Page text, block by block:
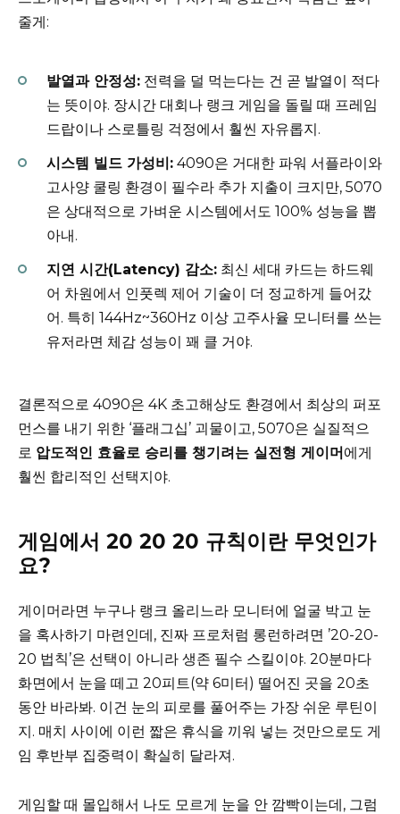
줄게:
발열과 안정성: 전력을 덜 먹는다는 건 곧 발열이 적다
는 뜻이야. 장시간 대회나 랭크 게임을 돌릴 때 프레임
드랍이나 스로틀링 걱정에서 훨씬 자유롭지.
시스템 빌드 가성비: 4090은 거대한 파워 서플라이와
고사양 쿨링 환경이 필수라 추가 지출이 크지만, 5070
은 상대적으로 가벼운 시스템에서도 100% 성능을 뽑
아내.
지연 시간(Latency) 감소: 최신 세대 카드는 하드웨
어 차원에서 인풋렉 제어 기술이 더 정교하게 들어갔
어. 특히 144Hz~360Hz 이상 고주사율 모니터를 쓰는
유저라면 체감 성능이 꽤 클 거야.
결론적으로 4090은 4K 초고해상도 환경에서 최상의 퍼포
먼스를 내기 위한 ‘플래그십’ 괴물이고, 5070은 실질적으
로 압도적인 효율로 승리를 챙기려는 실전형 게이머 에게
훨씬 합리적인 선택지야.
게임에서 20 20 20 규칙이란 무엇인가
요?
게이머라면 누구나 랭크 올리느라 모니터에 얼굴 박고 눈
을 혹사하기 마련인데, 진짜 프로처럼 롱런하려면 ’20-20-
20 법칙’은 선택이 아니라 생존 필수 스킬이야. 20분마다
화면에서 눈을 떼고 20피트(약 6미터) 떨어진 곳을 20초
동안 바라봐. 이건 눈의 피로를 풀어주는 가장 쉬운 루틴이
지. 매치 사이에 이런 짧은 휴식을 끼워 넣는 것만으로도 게
임 후반부 집중력이 확실히 달라져.
게임할 때 몰입해서 나도 모르게 눈을 안 깜빡이는데, 그럼